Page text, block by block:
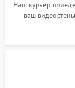
Наш курьер
ваш